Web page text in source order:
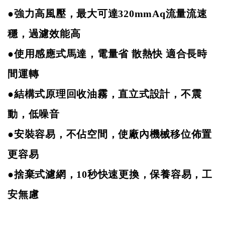
●強力高風壓，最大可達320mmAq流量流速
穩，過濾效能高
●使用感應式馬達，電量省 散熱快 適合長時
間運轉
●結構式原理回收油霧，直立式設計，不震
動，低噪音
●安裝容易，不佔空間，使廠內機械移位佈置
更容易
●捨棄式濾網， 10秒快速更換，保養容易，工
安無慮